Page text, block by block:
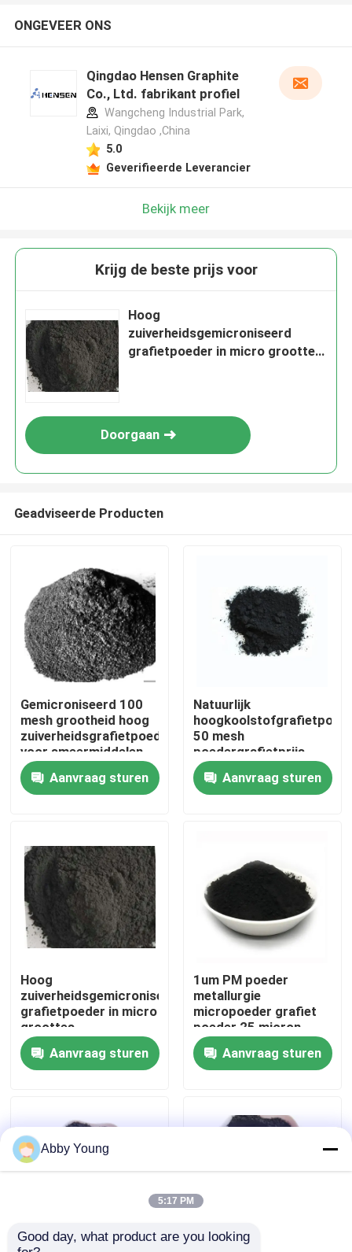
Huis
Producten
Ongeveer ons
Fabrieksreis
Kwaliteitscontrole
Contacteer ons
Gevallen
Natuurlijk Vlokgrafiet
ONGEVEER ONS
Qingdao Hensen Graphite
Co., Ltd. fabrikant profiel
Wangcheng Industrial Park,
Laixi, Qingdao ,China
5.0
Geverifieerde Leverancier
Bekijk meer
Krijg de beste prijs voor
Hoog
zuiverheidsgemicroniseerd
grafietpoeder in micro groottes
Doorgaan
Geadviseerde Producten
Gemicroniseerd 100
mesh grootheid hoog
zuiverheidsgrafietpoeder
voor smeermiddelen
Aanvraag sturen
Natuurlijk
50 mesh
poedergrafietprijs
Aanvraag sturen
Hoog
zuiverheidsgemicroniseerd
grafietpoeder in micro
groottes
Grafietpoeder 90%+
Aanvraag sturen
1um PM poeder
metallurgie
micropoeder grafiet
poeder 25 micron
geleidende hoge
koolstof fijne grafiet
Aanvraag sturen
Abby Young
5:17 PM
Good day, what product are you looking